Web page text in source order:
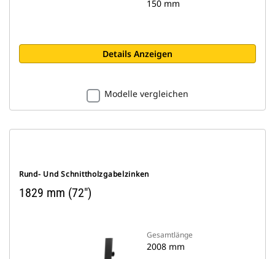
150 mm
Details Anzeigen
Modelle vergleichen
Rund- Und Schnittholzgabelzinken
1829 mm (72″)
Gesamtlänge
2008 mm